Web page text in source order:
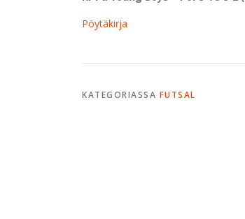
Pöytäkirja
KATEGORIASSA FUTSAL